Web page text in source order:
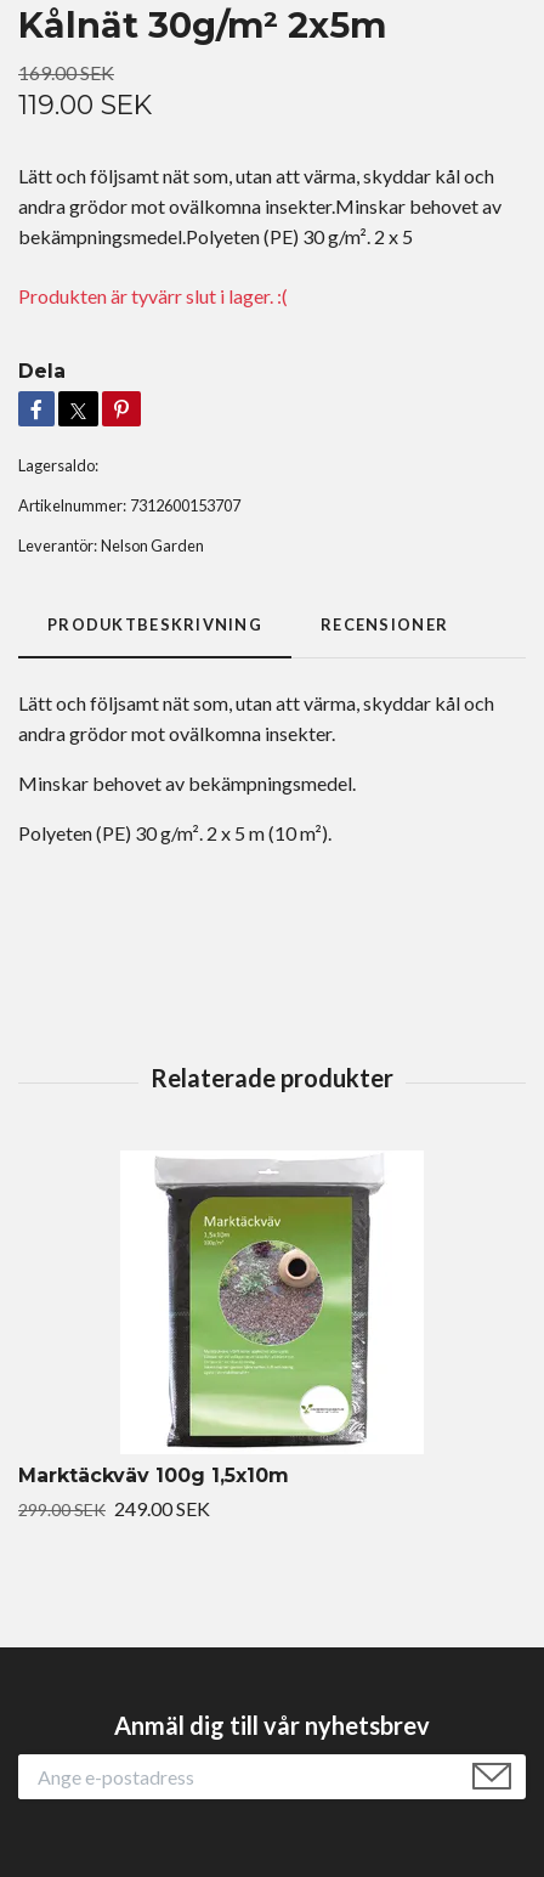
Kålnät 30g/m² 2x5m
169.00 SEK
119.00 SEK
Lätt och följsamt nät som, utan att värma, skyddar kål och
andra grödor mot ovälkomna insekter.Minskar behovet av
bekämpningsmedel.Polyeten (PE) 30 g/m². 2 x 5
Produkten är tyvärr slut i lager. :(
Dela
Lagersaldo:
Artikelnummer: 7312600153707
Leverantör:Nelson Garden
PRODUKTBESKRIVNING RECENSIONER
Lätt och följsamt nät som, utan att värma, skyddar kål och
andra grödor mot ovälkomna insekter.
Minskar behovet av bekämpningsmedel.
Polyeten (PE) 30 g/m². 2 x 5 m (10 m²).
Marktäckväv 100g 1,5x10m
299.00 SEK 249.00 SEK
Anmäl dig till vår nyhetsbrev